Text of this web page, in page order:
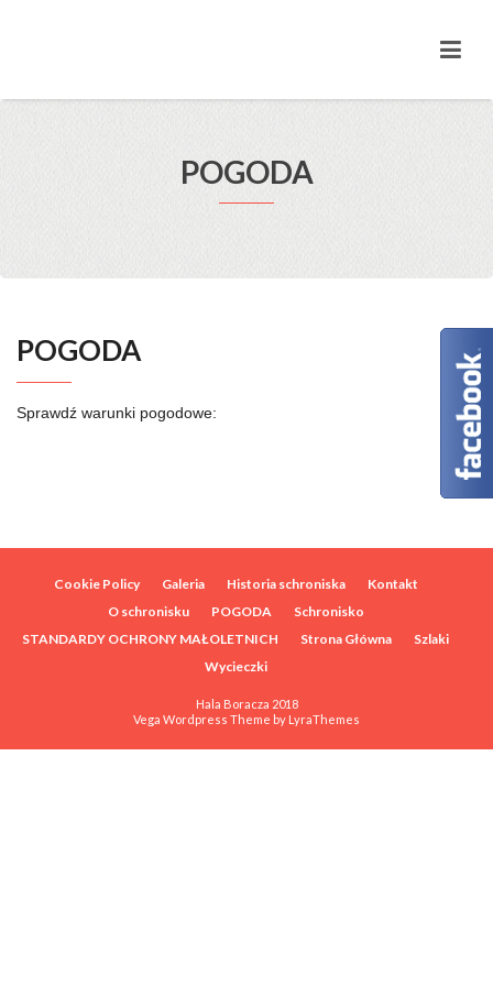
POGODA
POGODA
Sprawdź warunki pogodowe:
Cookie Policy Galeria Historia schroniska
Kontakt
O schronisku
POGODA
Schronisko
STANDARDY OCHRONY MAŁOLETNICH
Strona Główna
Szlaki
Wycieczki
Hala Boracza 2018
Vega Wordpress Theme by LyraThemes